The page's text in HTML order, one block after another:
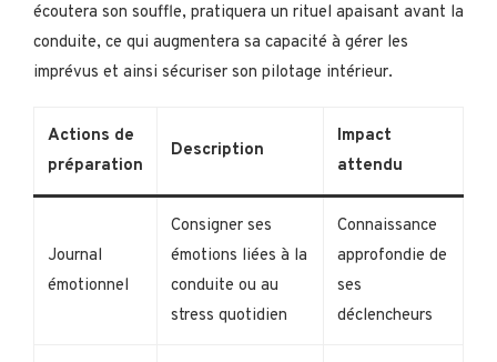
écoutera son souffle, pratiquera un rituel apaisant avant la
conduite, ce qui augmentera sa capacité à gérer les
imprévus et ainsi sécuriser son pilotage intérieur.
Actions de
préparation
Description
Impact
attendu
Journal
émotionnel
Consigner ses
émotions liées à la
conduite ou au
stress quotidien
Connaissance
approfondie de
ses
déclencheurs